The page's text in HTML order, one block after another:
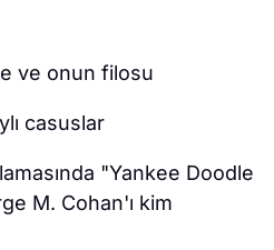
ve onun filosu
casuslar
"Yankee Doodle
M. Cohan'ı kim